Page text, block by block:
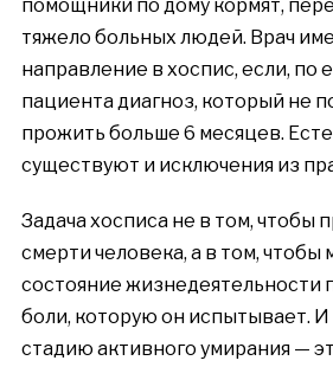
помощники по дому кормят,
тяжело больных людей. Врач
направление в хоспис, если, по
пациента диагноз, который не
прожить больше 6 месяцев.
существуют и исключения из
Задача хосписа не в том, чтобы
смерти человека, а в том, чтобы
состояние жизнедеятельности
боли, которую он испытывает.
стадию активного умирания —